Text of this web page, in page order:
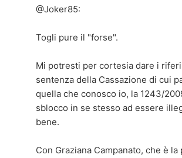
@Joker85:
Togli pure il "forse".
Mi potresti per cortesia dare i
sentenza della Cassazione di cui
quella che conosco io, la 1243/
sblocco in se stesso ad essere
bene.
Con Graziana Campanato, che è